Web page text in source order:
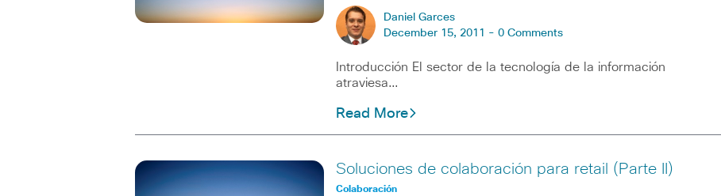
Daniel Garces
December 15, 2011 - 0 Comments
Introducción El sector de la tecnología de la información
atraviesa…
Read More
Soluciones de colaboración para retail (Parte II)
Colaboración